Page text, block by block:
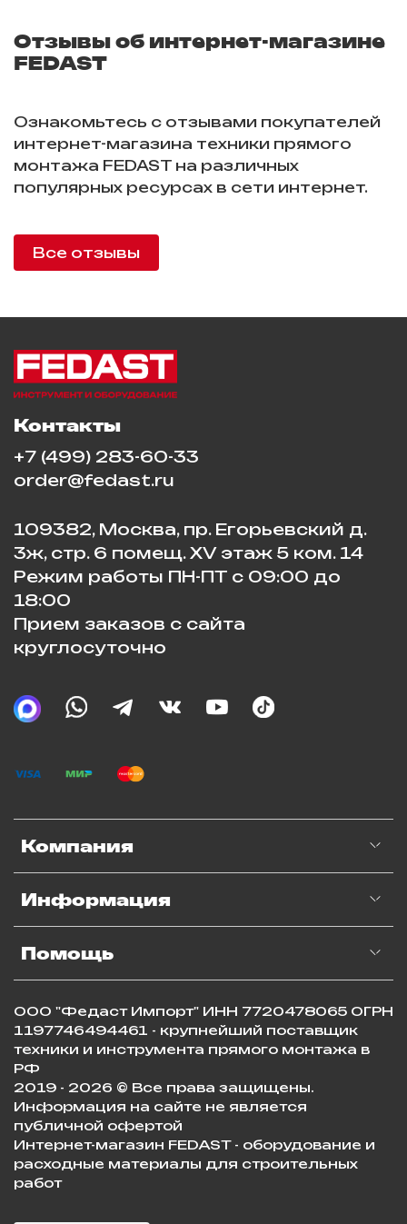
Отзывы об интернет-магазине
FEDAST
Ознакомьтесь с отзывами покупателей
интернет-магазина техники прямого
монтажа FEDAST на различных
популярных ресурсах в сети интернет.
Все отзывы
Компания
Информация
Помощь
Контакты
+7 (499) 283-60-33
order@fedast.ru
109382, Москва, пр. Егорьевский д.
3ж, стр. 6 помещ. XV этаж 5 ком. 14
Режим работы ПН-ПТ с 09:00 до
18:00
Прием заказов с сайта
круглосуточно
ООО "Федаст Импорт" ИНН 7720478065 ОГРН
1197746494461 - крупнейший поставщик
техники и инструмента прямого монтажа в
РФ
2019 - 2026 © Все права защищены.
Информация на сайте не является
публичной офертой
Интернет-магазин FEDAST - оборудование и
расходные материалы для строительных
работ